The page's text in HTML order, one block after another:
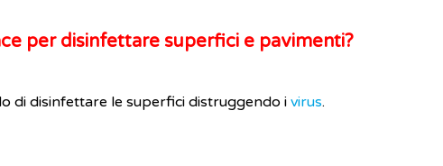
per disinfettare superfici e pavimenti?
di disinfettare le superfici distruggendo i virus.